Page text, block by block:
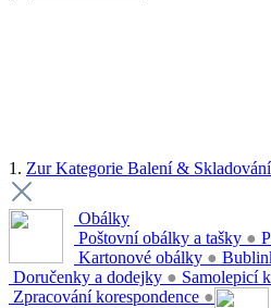
1. Zur Kategorie Balení & Skladování
Obálky
Poštovní obálky a tašky ●
Kartonové obálky ●
Doručenky a dodejky ● Samolepicí
Zpracování korespondence ●